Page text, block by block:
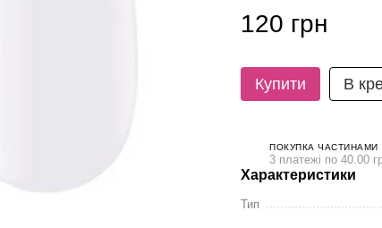
120 грн
Купити В
ПОКУПКА ЧАСТИНАМИ
3 платежі по 40.00
Характеристики
Тип